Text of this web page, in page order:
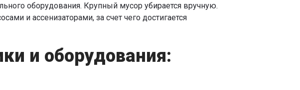
оборудования. Крупный мусор убирается вручную.
и ассенизаторами, за счет чего достигается
и оборудования: